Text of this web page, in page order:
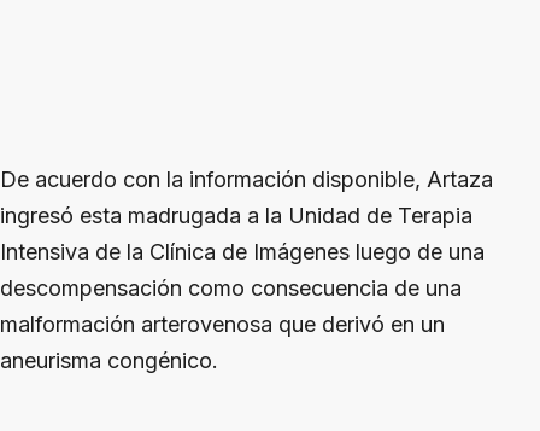
De acuerdo con la información disponible, Artaza
ingresó esta madrugada a la Unidad de Terapia
Intensiva de la Clínica de Imágenes luego de una
descompensación como consecuencia de una
malformación arterovenosa que derivó en un
aneurisma congénico.